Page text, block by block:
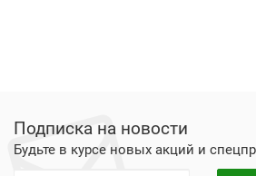
Подписка на новости
Будьте в курсе новых акций и